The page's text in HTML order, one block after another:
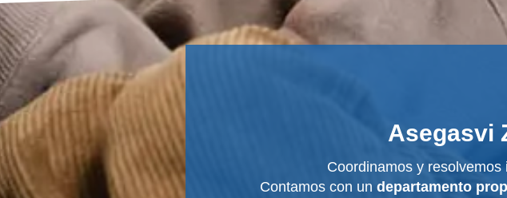
Asegasvi
Coordinamos y
Contamos con un departamento